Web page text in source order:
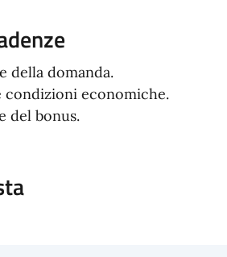
della domanda.
condizioni economiche.
del bonus.